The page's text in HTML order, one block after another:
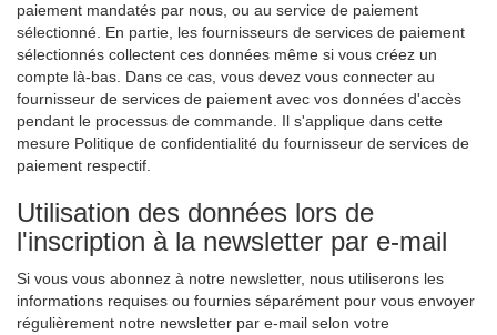
paiement mandatés par nous, ou au service de paiement
sélectionné. En partie, les fournisseurs de services de paiement
sélectionnés collectent ces données même si vous créez un
compte là-bas. Dans ce cas, vous devez vous connecter au
fournisseur de services de paiement avec vos données d'accès
pendant le processus de commande. Il s'applique dans cette
mesure Politique de confidentialité du fournisseur de services de
paiement respectif.
Utilisation des données lors de
l'inscription à la newsletter par e-mail
Si vous vous abonnez à notre newsletter, nous utiliserons les
informations requises ou fournies séparément pour vous envoyer
régulièrement notre newsletter par e-mail selon votre